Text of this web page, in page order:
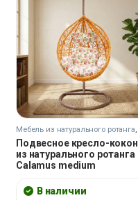
Мебель из натурального ротанга,
Подвесные кресла/коконы
Подвесное кресло-кокон
из натурального ротанга
Calamus medium
В наличии